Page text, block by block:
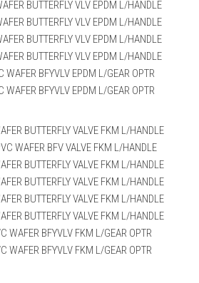
BUTTERFLY VLV EPDM L/HANDLE
BUTTERFLY VLV EPDM L/HANDLE
BUTTERFLY VLV EPDM L/HANDLE
BUTTERFLY VLV EPDM L/HANDLE
BFYVLV EPDM L/GEAR OPTR
BFYVLV EPDM L/GEAR OPTR
BUTTERFLY VALVE FKM L/HANDLE
WAFER BFV VALVE FKM L/HANDLE
BUTTERFLY VALVE FKM L/HANDLE
BUTTERFLY VALVE FKM L/HANDLE
BUTTERFLY VALVE FKM L/HANDLE
BUTTERFLY VALVE FKM L/HANDLE
WAFER BFYVLV FKM L/GEAR OPTR
WAFER BFYVLV FKM L/GEAR OPTR